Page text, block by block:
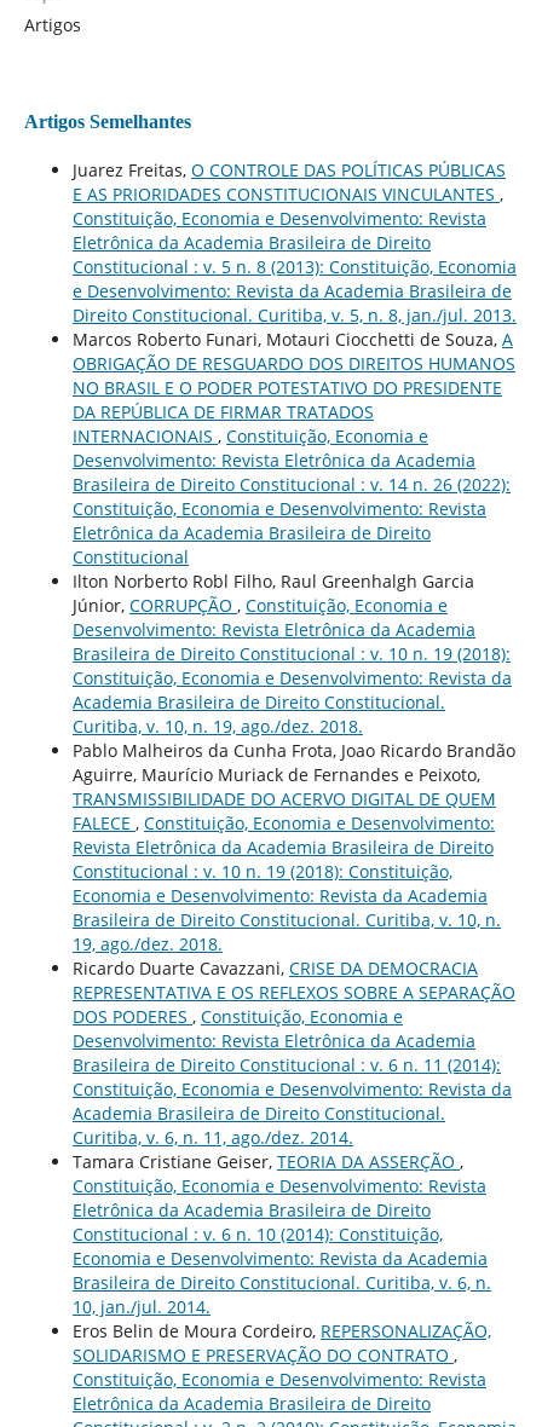
Artigos
Artigos Semelhantes
Juarez Freitas, O CONTROLE DAS POLÍTICAS PÚBLICAS
E AS PRIORIDADES CONSTITUCIONAIS VINCULANTES ,
Constituição, Economia e Desenvolvimento: Revista
Eletrônica da Academia Brasileira de Direito
Constitucional : v. 5 n. 8 (2013): Constituição, Economia
e Desenvolvimento: Revista da Academia Brasileira de
Direito Constitucional. Curitiba, v. 5, n. 8, jan./jul. 2013.
Marcos Roberto Funari, Motauri Ciocchetti de Souza, A
OBRIGAÇÃO DE RESGUARDO DOS DIREITOS HUMANOS
NO BRASIL E O PODER POTESTATIVO DO PRESIDENTE
DA REPÚBLICA DE FIRMAR TRATADOS
INTERNACIONAIS , Constituição, Economia e
Desenvolvimento: Revista Eletrônica da Academia
Brasileira de Direito Constitucional : v. 14 n. 26 (2022):
Constituição, Economia e Desenvolvimento: Revista
Eletrônica da Academia Brasileira de Direito
Constitucional
Ilton Norberto Robl Filho, Raul Greenhalgh Garcia
Júnior, CORRUPÇÃO , Constituição, Economia e
Desenvolvimento: Revista Eletrônica da Academia
Brasileira de Direito Constitucional : v. 10 n. 19 (2018):
Constituição, Economia e Desenvolvimento: Revista da
Academia Brasileira de Direito Constitucional.
Curitiba, v. 10, n. 19, ago./dez. 2018.
Pablo Malheiros da Cunha Frota, Joao Ricardo Brandão
Aguirre, Maurício Muriack de Fernandes e Peixoto,
TRANSMISSIBILIDADE DO ACERVO DIGITAL DE QUEM
FALECE , Constituição, Economia e Desenvolvimento:
Revista Eletrônica da Academia Brasileira de Direito
Constitucional : v. 10 n. 19 (2018): Constituição,
Economia e Desenvolvimento: Revista da Academia
Brasileira de Direito Constitucional. Curitiba, v. 10, n.
19, ago./dez. 2018.
Ricardo Duarte Cavazzani, CRISE DA DEMOCRACIA
REPRESENTATIVA E OS REFLEXOS SOBRE A SEPARAÇÃO
DOS PODERES , Constituição, Economia e
Desenvolvimento: Revista Eletrônica da Academia
Brasileira de Direito Constitucional : v. 6 n. 11 (2014):
Constituição, Economia e Desenvolvimento: Revista da
Academia Brasileira de Direito Constitucional.
Curitiba, v. 6, n. 11, ago./dez. 2014.
Tamara Cristiane Geiser, TEORIA DA ASSERÇÃO ,
Constituição, Economia e Desenvolvimento: Revista
Eletrônica da Academia Brasileira de Direito
Constitucional : v. 6 n. 10 (2014): Constituição,
Economia e Desenvolvimento: Revista da Academia
Brasileira de Direito Constitucional. Curitiba, v. 6, n.
10, jan./jul. 2014.
Eros Belin de Moura Cordeiro, REPERSONALIZAÇÃO,
SOLIDARISMO E PRESERVAÇÃO DO CONTRATO ,
Constituição, Economia e Desenvolvimento: Revista
Eletrônica da Academia Brasileira de Direito